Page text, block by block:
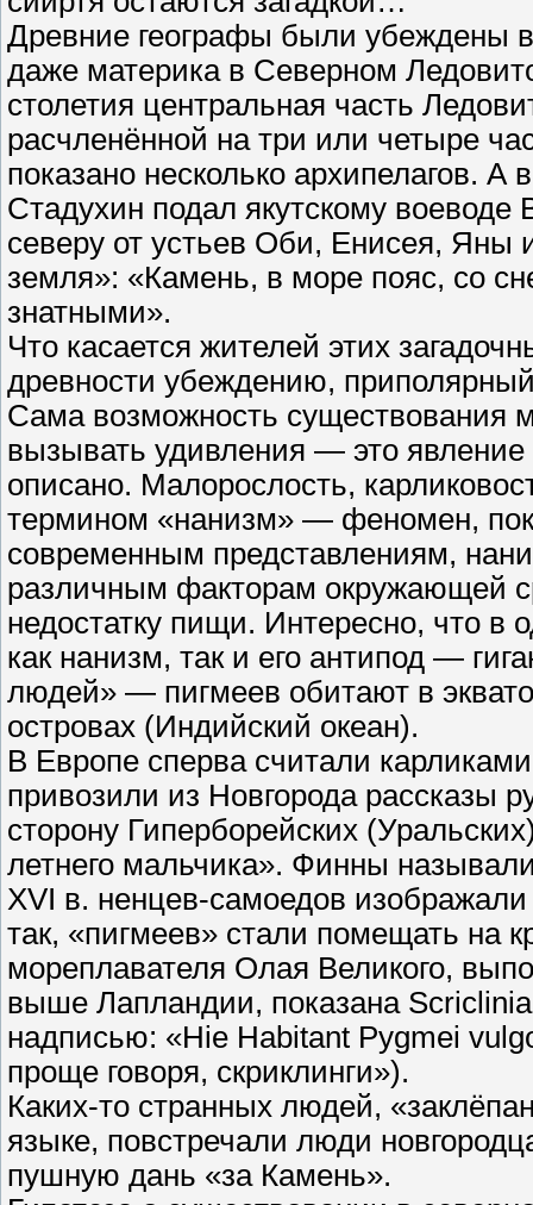
Древние географы были убеждены
даже материка в Северном
столетия центральная часть
расчленённой на три или четыре
показано несколько архипелагов.
Стадухин подал якутскому
северу от устьев Оби, Енисея,
земля»: «Камень, в море пояс, со
знатными».
Что касается жителей этих
древности убеждению,
Сама возможность существования
вызывать удивления — это явление
описано. Малорослость,
термином «нанизм» — феномен,
современным представлениям,
различным факторам окружающей
недостатку пищи. Интересно, что в
как нанизм, так и его антипод —
людей» — пигмеев обитают в
островах (Индийский океан).
В Европе сперва считали
привозили из Новгорода рассказы
сторону Гиперборейских
летнего мальчика». Финны
XVI в. ненцев-самоедов
так, «пигмеев» стали помещать на
мореплавателя Олая Великого,
выше Лапландии, показана
надписью: «Hie Habitant Pygmei
проще говоря, скриклинги»).
Каких-то странных людей,
языке, повстречали люди
пушную дань «за Камень».